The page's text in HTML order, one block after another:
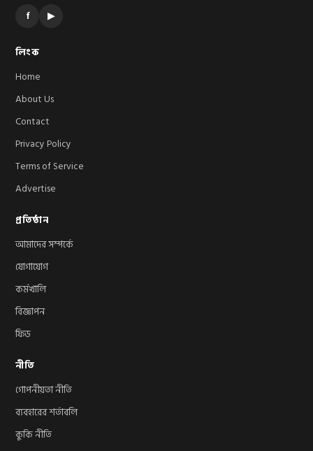
f ▶
লিংক
Home
About Us
Contact
Privacy Policy
Terms of Service
Advertise
প্রতিষ্ঠান
আমাদের সম্পর্কে
যোগাযোগ
কর্মখালি
বিজ্ঞাপন
ফিড
নীতি
গোপনীয়তা নীতি
ব্যবহারের শর্তাবলি
কুকি নীতি